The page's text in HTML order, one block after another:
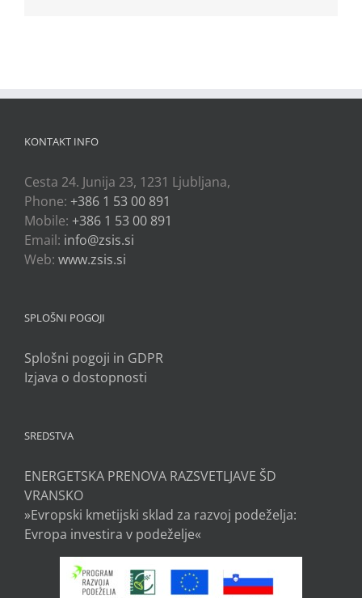
KONTAKT INFO
Cesta 24. Junija 23, 1231 Ljubljana,
Phone: +386 1 53 00 891
Mobile: +386 1 53 00 891
Email: info@zsis.si
Web: www.zsis.si
SPLOŠNI POGOJI
Splošni pogoji in GDPR
Izjava o dostopnosti
SREDSTVA
ENERGETSKA PRENOVA RAZSVETLJAVE ŠD
VRANSKO
»Evropski kmetijski sklad za razvoj podeželja:
Evropa investira v podeželje«